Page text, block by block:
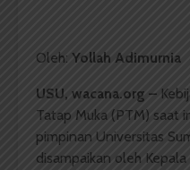
Oleh: Yollah Adimurnia
USU, wacana.org –
Tatap Muka (PTM) saat
pimpinan Universitas
disampaikan oleh